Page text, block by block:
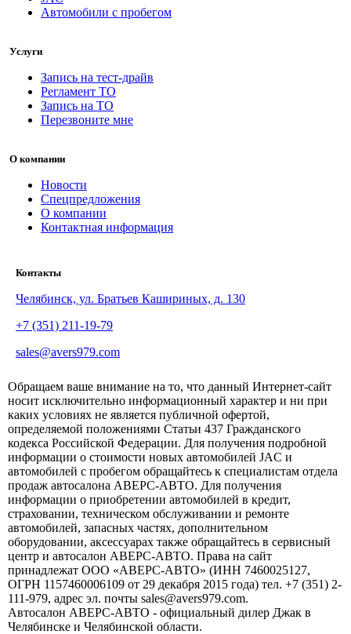
Автомобили с пробегом
Услуги
Запись на тест-драйв
Регламент ТО
Запись на ТО
Перезвоните мне
О компании
Новости
Спецпредложения
О компании
Контактная информация
Контакты
Челябинск, ул. Братьев Кашириных, д. 130
+7 (351) 211-19-79
sales@avers979.com
Обращаем ваше внимание на то, что данный Интернет-сайт
носит исключительно информационный характер и ни при
каких условиях не является публичной офертой,
определяемой положениями Статьи 437 Гражданского
кодекса Российской Федерации. Для получения подробной
информации о стоимости новых автомобилей JAC и
автомобилей с пробегом обращайтесь к специалистам отдела
продаж автосалона АВЕРС-АВТО. Для получения
информации о приобретении автомобилей в кредит,
страховании, техническом обслуживании и ремонте
автомобилей, запасных частях, дополнительном
оборудовании, аксессуарах также обращайтесь в сервисный
центр и автосалон АВЕРС-АВТО. Права на сайт
принадлежат ООО «АВЕРС-АВТО» (ИНН 7460025127,
ОГРН 1157460006109 от 29 декабря 2015 года) тел. +7 (351) 2-
111-979, адрес эл. почты sales@avers979.com.
Автосалон АВЕРС-АВТО - официальный дилер Джак в
Челябинске и Челябинской области.